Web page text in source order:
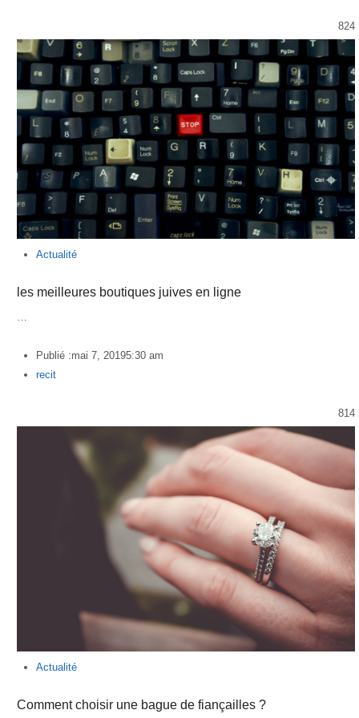
824
Actualité
les meilleures boutiques juives en ligne
Publié :mai 7, 20195:30 am
Author
recit
814
Actualité
Comment choisir une bague de fiançailles ?